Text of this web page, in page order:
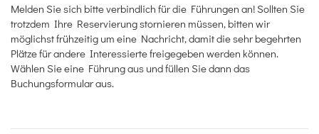
Melden Sie sich bitte verbindlich für die Führungen an! Sollten Sie
trotzdem Ihre Reservierung stornieren müssen, bitten wir
möglichst frühzeitig um eine Nachricht, damit die sehr begehrten
Plätze für andere Interessierte freigegeben werden können.
Wählen Sie eine Führung aus und füllen Sie dann das
Buchungsformular aus.